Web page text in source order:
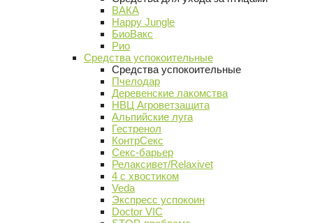
ВАКА
Happy Jungle
БиоВакс
Рио
Средства успокоительные
Средства успокоительные
Пчелодар
Деревенские лакомства
НВЦ Агроветзащита
Альпийские луга
Гестренол
КонтрСекс
Секс-барьер
Релаксивет/Relaxivet
4 с хвостиком
Veda
Экспресс успокоин
Doctor VIC